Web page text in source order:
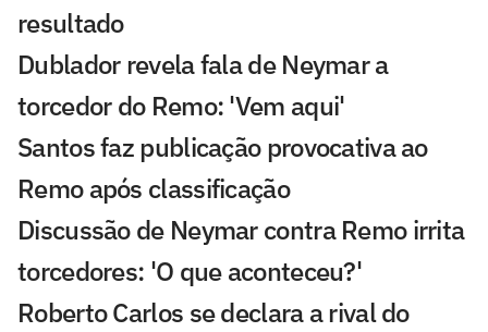
resultado
Dublador revela fala de Neymar a
torcedor do Remo: 'Vem aqui'
Santos faz publicação provocativa ao
Remo após classificação
Discussão de Neymar contra Remo irrita
torcedores: 'O que aconteceu?'
Roberto Carlos se declara a rival do